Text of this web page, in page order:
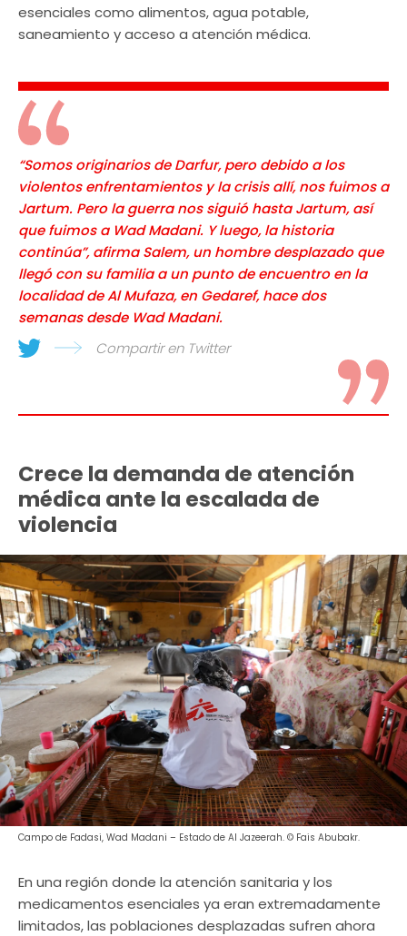
esenciales como alimentos, agua potable,
saneamiento y acceso a atención médica.
“Somos originarios de Darfur, pero debido a los
violentos enfrentamientos y la crisis allí, nos fuimos a
Jartum. Pero la guerra nos siguió hasta Jartum, así
que fuimos a Wad Madani. Y luego, la historia
continúa”, afirma Salem, un hombre desplazado que
llegó con su familia a un punto de encuentro en la
localidad de Al Mufaza, en Gedaref, hace dos
semanas desde Wad Madani.
Compartir en Twitter
Crece la demanda de atención
médica ante la escalada de
violencia
Campo de Fadasi, Wad Madani – Estado de Al Jazeerah. © Fais Abubakr.
En una región donde la atención sanitaria y los
medicamentos esenciales ya eran extremadamente
limitados, las poblaciones desplazadas sufren ahora